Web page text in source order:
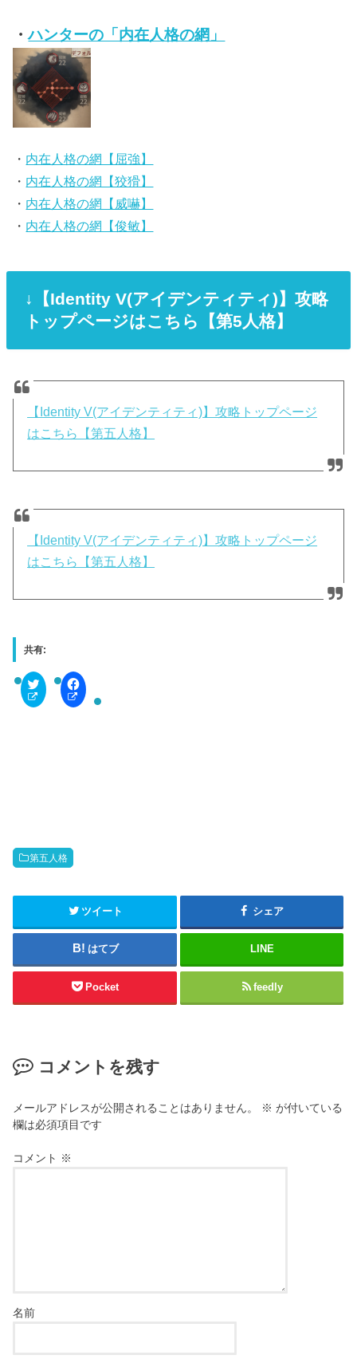
・ハンターの「内在人格の網」
・ 内在人格の網【屈強】
・ 内在人格の網【狡猾】
・ 内在人格の網【威嚇】
・ 内在人格の網【俊敏】
↓【Identity V(アイデンティティ)】攻略
トップページはこちら【第5人格】
【Identity V(アイデンティティ)】攻略トップページ
はこちら【第五人格】
【Identity V(アイデンティティ)】攻略トップページ
はこちら【第五人格】
共有:
C
i
i
t
t
(
い
ン
ド
開
F
a
c
く
だ
さ
い
(
新
し
い
ウ
ィ
ン
ま
す
第五人格
ツイート シェア
はてブ LINE
Pocket feedly
コメントを残す
メールアドレスが公開されることはありません。 ※ が付いている
欄は必須項目です
コメント ※
名前